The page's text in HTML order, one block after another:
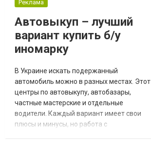
компания Motorscout – переходите по
узнать больше о...
Реклама
Автовыкуп – лучший
вариант купить б/у
иномарку
В Украине искать подержанный
автомобиль можно в разных местах. Этот
центры по автовыкупу, автобазары,
частные мастерские и отдельные
водители. Каждый вариант имеет свои
плюсы и минусы, но работа с